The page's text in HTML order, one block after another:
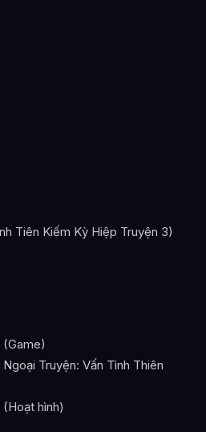
Tiên Kiếm Kỳ Hiệp Truyện 3)
Truyện: Vấn Tình Thiên
hình)